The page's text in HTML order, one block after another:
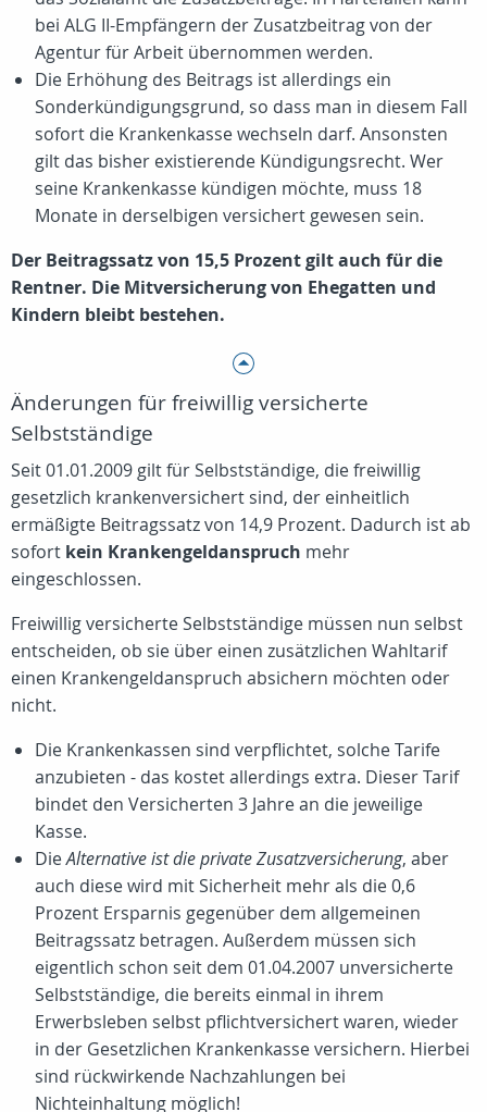
bei ALG II-Empfängern der Zusatzbeitrag von der
Agentur für Arbeit übernommen werden.
Die Erhöhung des Beitrags ist allerdings ein
Sonderkündigungsgrund, so dass man in diesem Fall
sofort die Krankenkasse wechseln darf. Ansonsten
gilt das bisher existierende Kündigungsrecht. Wer
seine Krankenkasse kündigen möchte, muss 18
Monate in derselbigen versichert gewesen sein.
Der Beitragssatz von 15,5 Prozent gilt auch für die
Rentner. Die Mitversicherung von Ehegatten und
Kindern bleibt bestehen.
Änderungen für freiwillig versicherte
Selbstständige
Seit 01.01.2009 gilt für Selbstständige, die freiwillig
gesetzlich krankenversichert sind, der einheitlich
ermäßigte Beitragssatz von 14,9 Prozent. Dadurch ist ab
sofort kein Krankengeldanspruch mehr
eingeschlossen.
Freiwillig versicherte Selbstständige müssen nun selbst
entscheiden, ob sie über einen zusätzlichen Wahltarif
einen Krankengeldanspruch absichern möchten oder
nicht.
Die Krankenkassen sind verpflichtet, solche Tarife
anzubieten - das kostet allerdings extra. Dieser Tarif
bindet den Versicherten 3 Jahre an die jeweilige
Kasse.
DieAlternative ist die private Zusatzversicherung, aber
auch diese wird mit Sicherheit mehr als die 0,6
Prozent Ersparnis gegenüber dem allgemeinen
Beitragssatz betragen. Außerdem müssen sich
eigentlich schon seit dem 01.04.2007 unversicherte
Selbstständige, die bereits einmal in ihrem
Erwerbsleben selbst pflichtversichert waren, wieder
in der Gesetzlichen Krankenkasse versichern. Hierbei
sind rückwirkende Nachzahlungen bei
Nichteinhaltung möglich!